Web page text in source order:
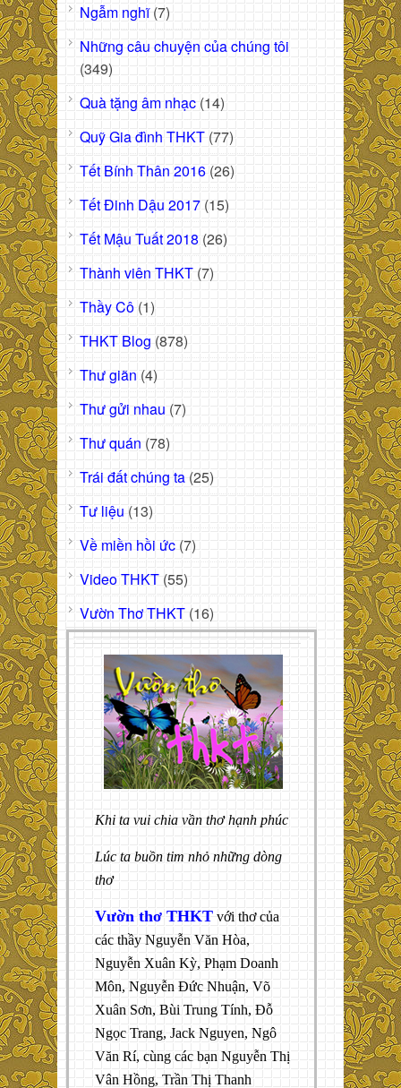
Ngẫm nghĩ(7)
Những câu chuyện của chúng tôi
(349)
Quà tặng âm nhạc (14)
Quỹ Gia đình THKT (77)
Tết Bính Thân 2016 (26)
Tết Đinh Dậu 2017 (15)
Tết Mậu Tuất 2018 (26)
Thành viên THKT (7)
Thầy Cô (1)
THKT Blog (878)
Thư giãn (4)
Thư gửi nhau (7)
Thư quán (78)
Trái đất chúng ta (25)
Tư liệu (13)
Về miền hồi ức (7)
Video THKT (55)
Vườn Thơ THKT (16)
Khi ta vui chia vần thơ hạnh phúc
Lúc ta buồn tim nhỏ những dòng
thơ
Vườn thơ THKT với thơ của
các thầy Nguyễn Văn Hòa,
Nguyễn Xuân Kỳ, Phạm Doanh
Môn, Nguyễn Đức Nhuận, Võ
Xuân Sơn, Bùi Trung Tính, Đỗ
Ngọc Trang, Jack Nguyen, Ngô
Văn Rí, cùng các bạn Nguyễn Thị
Vân Hồng, Trần Thị Thanh